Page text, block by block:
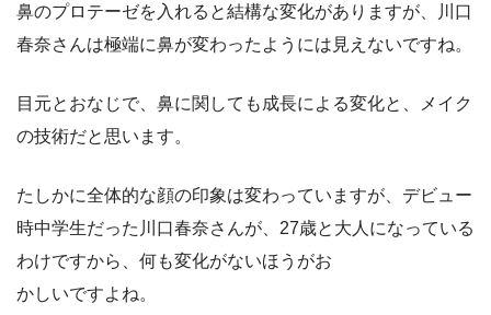
鼻のプロテーゼを入れると結構な変化がありますが、川口
春奈さんは極端に鼻が変わったようには見えないですね。
目元とおなじで、鼻に関しても成長による変化と、メイク
の技術だと思います。
たしかに全体的な顔の印象は変わっていますが、デビュー
時中学生だった川口春奈さんが、27歳と大人になっている
わけですから、何も変化がないほうがお
かしいですよね。